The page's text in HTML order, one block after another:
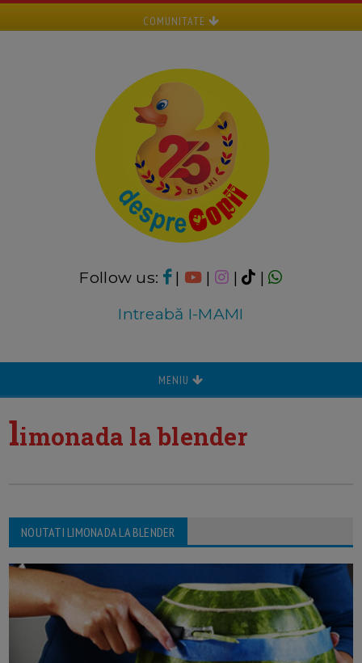
COMUNITATE
Follow us: | | |
|
Intreabă I-MAMI
MENIU
limonada la blender
NOUTATI LIMONADA LA BLENDER